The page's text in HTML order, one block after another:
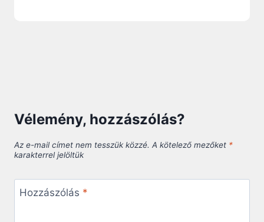
Vélemény, hozzászólás?
Az e-mail címet nem tesszük közzé. A kötelező mezőket *
karakterrel jelöltük
Hozzászólás *